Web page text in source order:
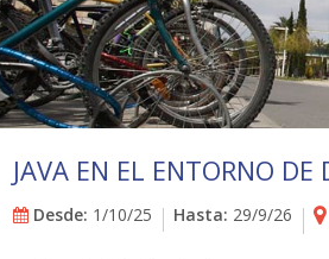
JAVA EN EL ENTORNO DE
Desde: 1/10/25 Hasta: 29/9/26